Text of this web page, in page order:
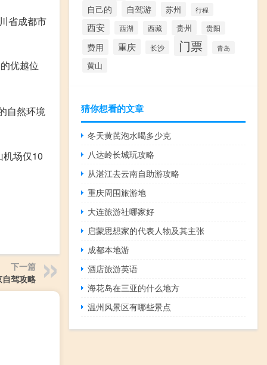
省成都市
优越位
自然环境
机场仅10
下一篇
驾攻略
自己的 自驾游 苏州 行程
西安 西湖 西藏 贵州 贵阳
费用 重庆 长沙 门票 青岛
黄山
猜你想看的文章
冬天黄芪泡水喝多少克
八达岭长城玩攻略
从湛江去云南自助游攻略
重庆周围旅游地
大连旅游社哪家好
启蒙思想家的代表人物及其主张
成都本地游
酒店旅游英语
海花岛在三亚的什么地方
温州风景区有哪些景点